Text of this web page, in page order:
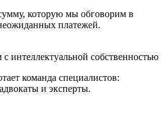
которую мы обговорим в
платежей.
интеллектуальной собственностью
команда специалистов:
и эксперты.